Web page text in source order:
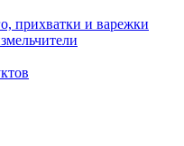
прихватки и варежки